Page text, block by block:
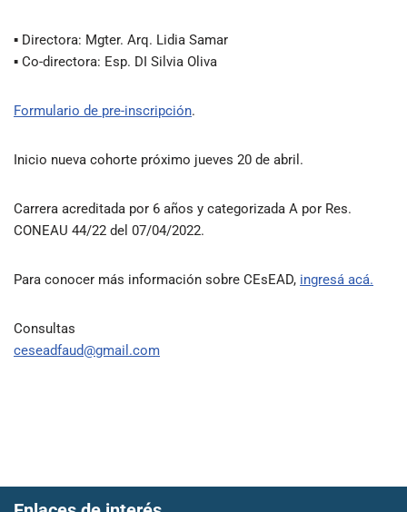
▪ Directora: Mgter. Arq. Lidia Samar
▪ Co-directora: Esp. DI Silvia Oliva
Formulario de pre-inscripción.
Inicio nueva cohorte próximo jueves 20 de abril.
Carrera acreditada por 6 años y categorizada A por Res.
CONEAU 44/22 del 07/04/2022.
Para conocer más información sobre CEsEAD, ingresá acá.
Consultas
ceseadfaud@gmail.com